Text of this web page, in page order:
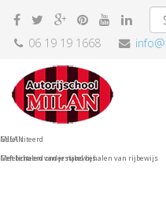
06 19 19 1668
MILAN
Gefeliciteerd onderstand behalen van rijbewijs
Gefeliciteerd
Met behalen van je rijbewijs